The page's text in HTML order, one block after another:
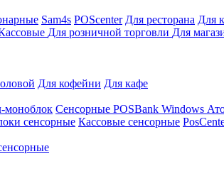
Sam4s POScenter Для ресторана Для
Для розничной торговли Для
Для кофейни Для кафе
моноблок Сенсорные POSBank Windows
сенсорные Кассовые сенсорные